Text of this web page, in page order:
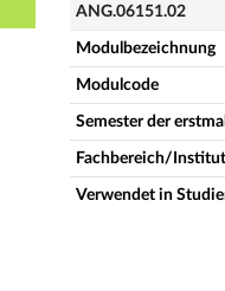
ANG.06151.02
Modulbezeichnung
Modulcode
Semester der
Fachbereich/Institut
Verwendet in